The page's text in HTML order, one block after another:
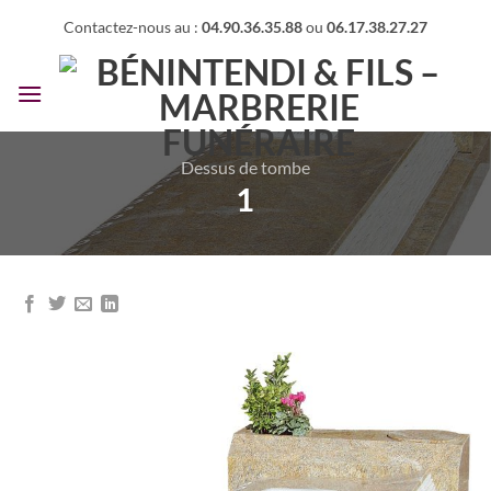
contenu
Contactez-nous au : 04.90.36.35.88ou 06.17.38.27.27
Dessus de tombe
1